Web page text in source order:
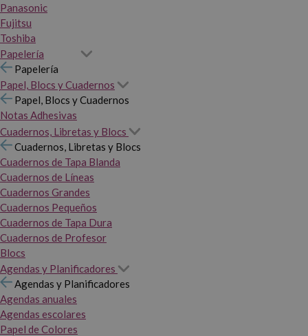
Panasonic
Fujitsu
Toshiba
Papelería
Papelería
Papel, Blocs y Cuadernos
Papel, Blocs y Cuadernos
Notas Adhesivas
Cuadernos, Libretas y Blocs
Cuadernos, Libretas y Blocs
Cuadernos de Tapa Blanda
Cuadernos de Líneas
Cuadernos Grandes
Cuadernos Pequeños
Cuadernos de Tapa Dura
Cuadernos de Profesor
Blocs
Agendas y Planificadores
Agendas y Planificadores
Agendas anuales
Agendas escolares
Papel de Colores